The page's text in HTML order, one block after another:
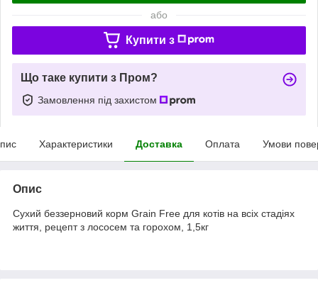
або
Купити з
Що таке купити з Пром?
Замовлення під захистом
Характеристики Доставка Оплата Умови
Опис
Сухий беззерновий корм Grain Free для котів на всіх стадіях
життя, рецепт з лососем та горохом, 1,5кг